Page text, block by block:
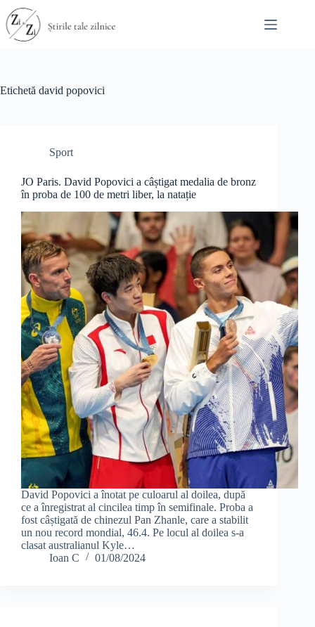
la
conținut
Etichetă david popovici
Sport
JO Paris. David Popovici a câștigat medalia de bronz
în proba de 100 de metri liber, la natație
David Popovici a înotat pe culoarul al doilea, după
ce a înregistrat al cincilea timp în semifinale. Proba a
fost câștigată de chinezul Pan Zhanle, care a stabilit
un nou record mondial, 46.4. Pe locul al doilea s-a
clasat australianul Kyle…
Ioan C
01/08/2024